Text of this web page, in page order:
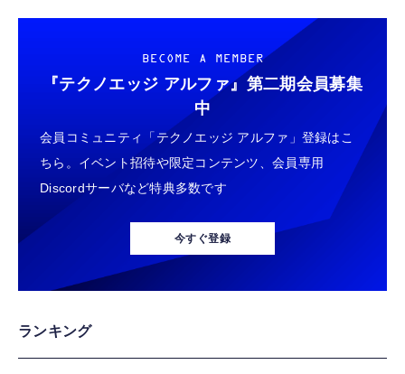
BECOME A MEMBER
『テクノエッジ アルファ』 第二期会員募集
中
会員コミュニティ「テクノエッジ アルファ」登録はこ
ちら。イベント招待や限定コンテンツ、会員専用
Discordサーバなど特典多数です
今すぐ登録
ランキング